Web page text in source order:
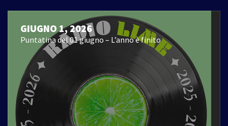
GIUGNO 1, 2026
Puntatina del 01 giugno – L’anno è finito